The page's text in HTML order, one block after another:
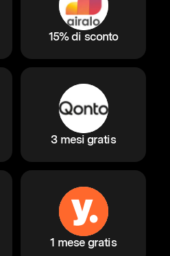
15% di sconto
3 mesi gratis
1 mese gratis